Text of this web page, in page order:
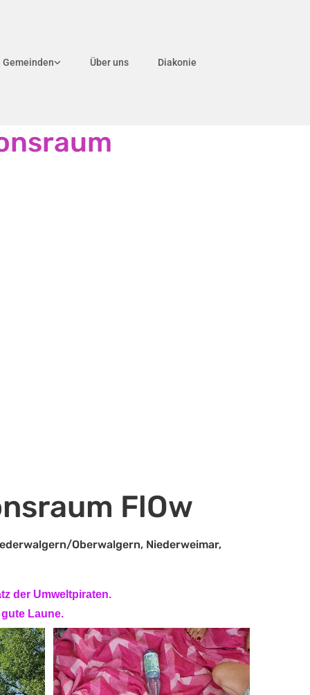
Gemeinden Über uns Diakonie
FlOw
Oberwalgern, Niederweimar,
der Umweltpiraten.
Laune.